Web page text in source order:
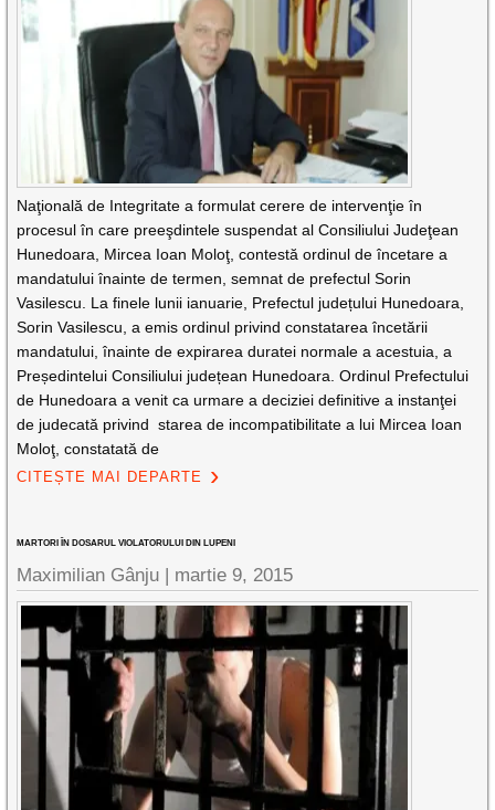
Naţională de Integritate a formulat cerere de intervenţie în
procesul în care preeşdintele suspendat al Consiliului Judeţean
Hunedoara, Mircea Ioan Moloţ, contestă ordinul de încetare a
mandatului înainte de termen, semnat de prefectul Sorin
Vasilescu. La finele lunii ianuarie, Prefectul județului Hunedoara,
Sorin Vasilescu, a emis ordinul privind constatarea încetării
mandatului, înainte de expirarea duratei normale a acestuia, a
Președintelui Consiliului județean Hunedoara. Ordinul Prefectului
de Hunedoara a venit ca urmare a deciziei definitive a instanţei
de judecată privind starea de incompatibilitate a lui Mircea Ioan
Moloţ, constatată de
CITEȘTE MAI DEPARTE
MARTORI ÎN DOSARUL VIOLATORULUI DIN LUPENI
Maximilian Gânju | martie 9, 2015